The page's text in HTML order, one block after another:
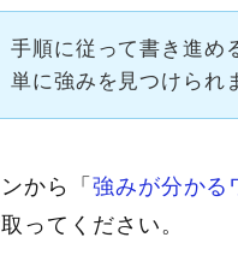
手順に従って書き進め
単に強みを見つけられ
から「 強みが分かる
ってください。